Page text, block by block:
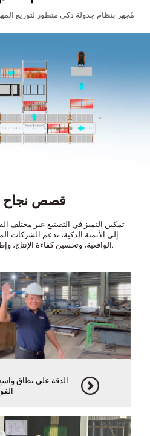
مُجهز بنظام جدولة ذكي متطور لتوزيع
قصص نجاح
تمكين التميز في التصنيع عبر مختلف
إلى الأتمتة الذكية، ندعم الشركات
الواقعية، وتحسين كفاءة الإنتاج، وإطلاق العنان للقيمة المضافة.
الدقة على نطاق